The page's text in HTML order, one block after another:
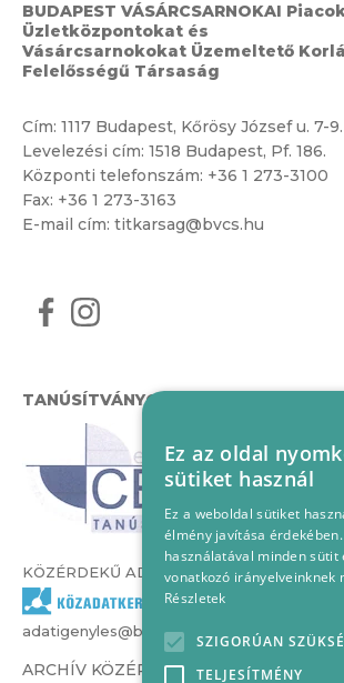
BUDAPEST VÁSÁRCSARNOKAI
Üzletközpontokat és
Vásárcsarnokokat Üzemeltető
Felelősségű Társaság
Cím: 1117 Budapest, Kőrösy József u. 7-9.
Levelezési cím: 1518 Budapest, Pf. 186.
Központi telefonszám: +36 1 273-3100
Fax: +36 1 273-3163
E-mail cím: titkarsag@bvcs.hu
TANÚSÍTVÁNYOK
KÖZÉRDEKŰ ADATOK
adatigenyles@bvcs.hu
ARCHÍV KÖZÉRDEKŰ ADATOK –
Ez az oldal
sütiket használ
Ez a weboldal sütiket
élmény javítása
használatával minden sütit
vonatkozó irányelveinknek
Részletek
SZIGORÚAN
TELJESÍTMÉNY